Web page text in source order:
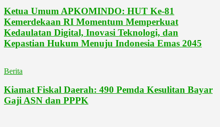
Ketua Umum APKOMINDO: HUT Ke-81
Kemerdekaan RI Momentum Memperkuat
Kedaulatan Digital, Inovasi Teknologi, dan
Kepastian Hukum Menuju Indonesia Emas 2045
Berita
Kiamat Fiskal Daerah: 490 Pemda Kesulitan Bayar
Gaji ASN dan PPPK